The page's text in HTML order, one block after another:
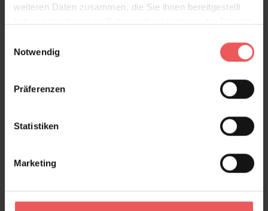
weiteren Daten zusammen, die Sie ihnen bereitgestellt
Notwendig
Präferenzen
Statistiken
Marketing